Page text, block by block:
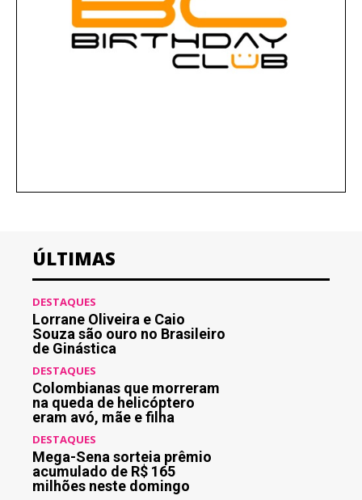
ÚLTIMAS
DESTAQUES
Lorrane Oliveira e Caio
Souza são ouro no Brasileiro
de Ginástica
DESTAQUES
Colombianas que morreram
na queda de helicóptero
eram avó, mãe e filha
DESTAQUES
Mega-Sena sorteia prêmio
acumulado de R$ 165
milhões neste domingo